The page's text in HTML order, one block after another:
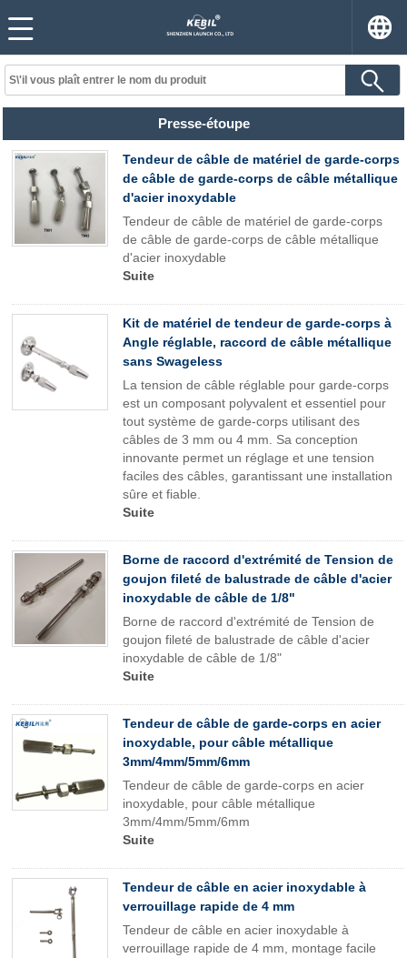
Presse-étoupe
Tendeur de câble de matériel de garde-corps
de câble de garde-corps de câble métallique
d'acier inoxydable
Tendeur de câble de matériel de garde-corps
de câble de garde-corps de câble métallique
d'acier inoxydable
Suite
Kit de matériel de tendeur de garde-corps à
Angle réglable, raccord de câble métallique
sans Swageless
La tension de câble réglable pour garde-corps
est un composant polyvalent et essentiel pour
tout système de garde-corps utilisant des
câbles de 3 mm ou 4 mm. Sa conception
innovante permet un réglage et une tension
faciles des câbles, garantissant une installation
sûre et fiable.
Suite
Borne de raccord d'extrémité de Tension de
goujon fileté de balustrade de câble d'acier
inoxydable de câble de 1/8"
Borne de raccord d'extrémité de Tension de
goujon fileté de balustrade de câble d'acier
inoxydable de câble de 1/8"
Suite
Tendeur de câble de garde-corps en acier
inoxydable, pour câble métallique
3mm/4mm/5mm/6mm
Tendeur de câble de garde-corps en acier
inoxydable, pour câble métallique
3mm/4mm/5mm/6mm
Suite
Tendeur de câble en acier inoxydable à
verrouillage rapide de 4 mm
Tendeur de câble en acier inoxydable à
verrouillage rapide de 4 mm, montage facile